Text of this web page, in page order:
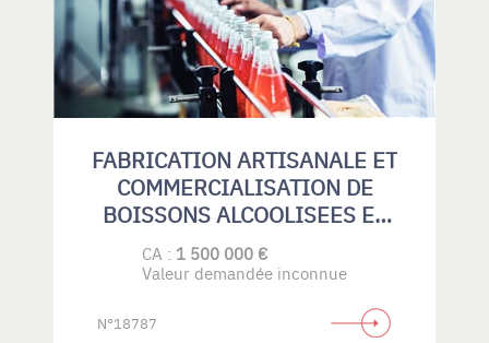
FABRICATION ARTISANALE ET
COMMERCIALISATION DE
BOISSONS ALCOOLISEES ET
SANS ALCOOL
CA : 1 500 000 €
Valeur demandée inconnue
N°18787